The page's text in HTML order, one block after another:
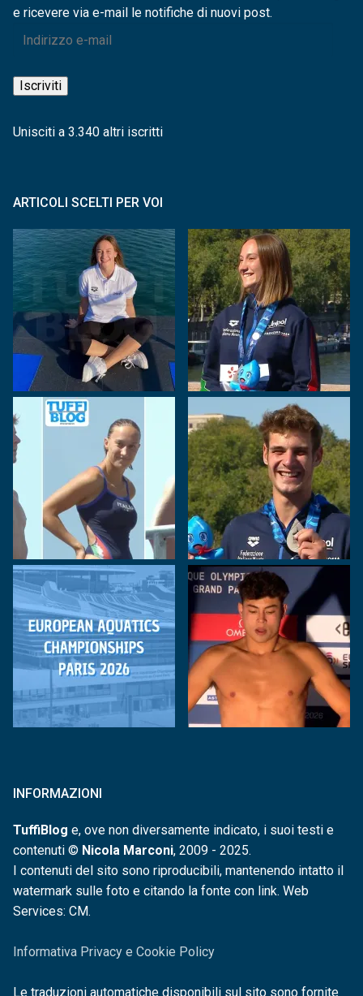
e ricevere via e-mail le notifiche di nuovi post.
Indirizzo
mail
Iscriviti
Unisciti a 3.340 altri iscritti
ARTICOLI SCELTI PER VOI
INFORMAZIONI
TuffiBlog e, ove non diversamente indicato, i suoi testi e
contenuti © Nicola Marconi, 2009 - 2025.
I contenuti del sito sono riproducibili, mantenendo intatto il
watermark sulle foto e citando la fonte con link. Web
Services: CM.
Informativa Privacy e Cookie Policy
Le traduzioni automatiche disponibili sul sito sono fornite